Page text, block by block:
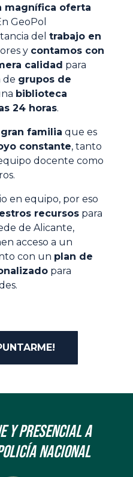
magnífica oferta
GeoPol
del trabajo en
y contamos con
calidad para
de grupos de
biblioteca
24 horas.
familia que es
constante, tanto
docente como
en equipo, por eso
recursos para
de Alicante,
acceso a un
con un plan de
para
y Presencial a
Nacional